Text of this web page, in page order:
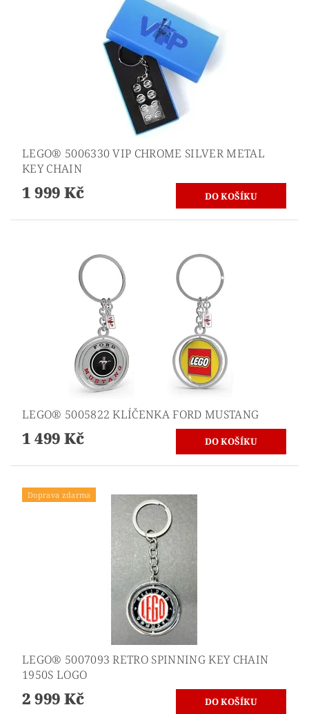
LEGO® 5006330 VIP CHROME SILVER METAL
KEY CHAIN
1 999 Kč
LEGO® 5005822 KLÍČENKA FORD MUSTANG
1 499 Kč
Doprava zdarma
LEGO® 5007093 RETRO SPINNING KEY CHAIN
1950S LOGO
2 999 Kč